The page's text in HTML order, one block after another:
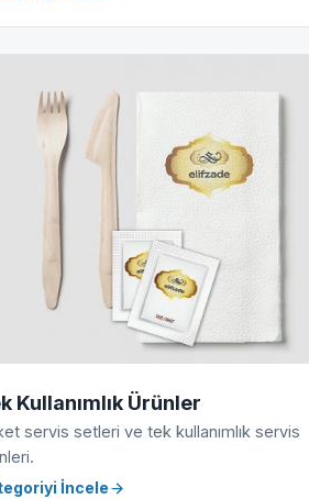
Kullanımlık Ürünler
servis setleri ve tek kullanımlık servis
İncele